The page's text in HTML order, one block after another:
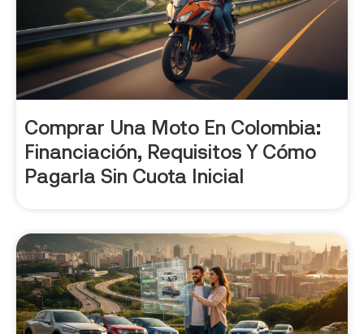
Comprar Una Moto En Colombia:
Financiación, Requisitos Y Cómo
Pagarla Sin Cuota Inicial